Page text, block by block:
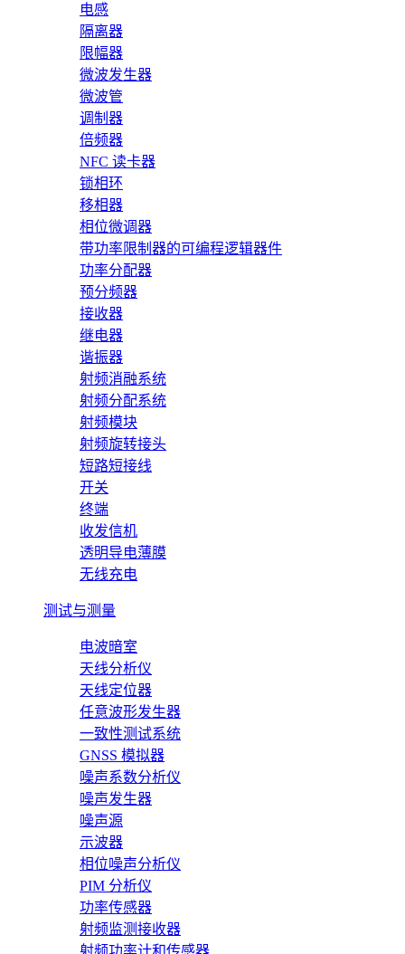
电感
隔离器
限幅器
微波发生器
微波管
调制器
倍频器
NFC 读卡器
锁相环
移相器
相位微调器
带功率限制器的可编程逻辑器件
功率分配器
预分频器
接收器
继电器
谐振器
射频消融系统
射频分配系统
射频模块
射频旋转接头
短路短接线
开关
终端
收发信机
透明导电薄膜
无线充电
测试与测量
电波暗室
天线分析仪
天线定位器
任意波形发生器
一致性测试系统
GNSS 模拟器
噪声系数分析仪
噪声发生器
噪声源
示波器
相位噪声分析仪
PIM 分析仪
功率传感器
射频监测接收器
射频功率计和传感器